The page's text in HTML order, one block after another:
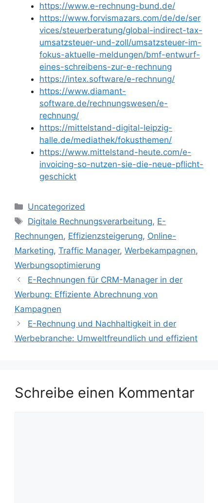
https://www.e-rechnung-bund.de/
https://www.forvismazars.com/de/de/ser
vices/steuerberatung/global-indirect-tax-
umsatzsteuer-und-zoll/umsatzsteuer-im-
fokus-aktuelle-meldungen/bmf-entwurf-
eines-schreibens-zur-e-rechnung
https://intex.software/e-rechnung/
https://www.diamant-
software.de/rechnungswesen/e-
rechnung/
https://mittelstand-digital-leipzig-
halle.de/mediathek/fokusthemen/
https://www.mittelstand-heute.com/e-
invoicing-so-nutzen-sie-die-neue-pflicht-
geschickt
Kategorien
Uncategorized
Schlagwörter
Digitale Rechnungsverarbeitung, E-
Rechnungen, Effizienzsteigerung, Online-
Marketing, Traffic Manager, Werbekampagnen,
Werbungsoptimierung
E-Rechnungen für CRM-Manager in der
Werbung: Effiziente Abrechnung von
Kampagnen
E-Rechnung und Nachhaltigkeit in der
Werbebranche: Umweltfreundlich und effizient
Schreibe einen Kommentar